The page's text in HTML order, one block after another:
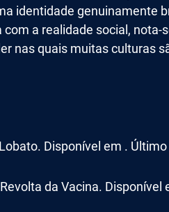
identidade genuinamente
a realidade social, nota-
nas quais muitas culturas
Disponível em .
da Vacina. Disponível